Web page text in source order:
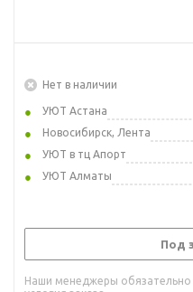
Нет в наличии
УЮТ Астана
Новосибирск, Лента
УЮТ в тц Апорт
УЮТ Алматы
Под
Наши менеджеры обязательно